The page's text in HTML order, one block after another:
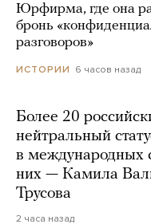
Юрфирма, где она
бронь
разговоров»
ИСТОРИИ 6 часов назад
Более 20
нейтральный
в международных
них — Камила
Трусова
2 часа назад